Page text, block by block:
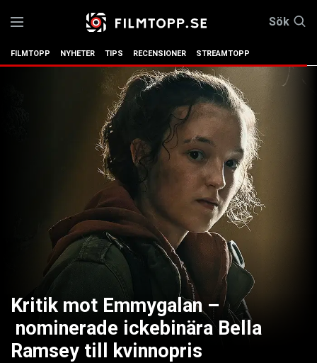
Sök
FILMTOPP NYHETER TIPS RECENSIONER STREAMTOPP
Kritik mot Emmygalan –
nominerade ickebinära Bella
Ramsey till kvinnopris